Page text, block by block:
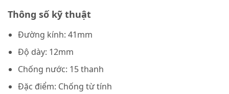
Thông số kỹ thuật
Đường kính: 41mm
Độ dày: 12mm
Chống nước: 15 thanh
Đặc điểm: Chống từ tính